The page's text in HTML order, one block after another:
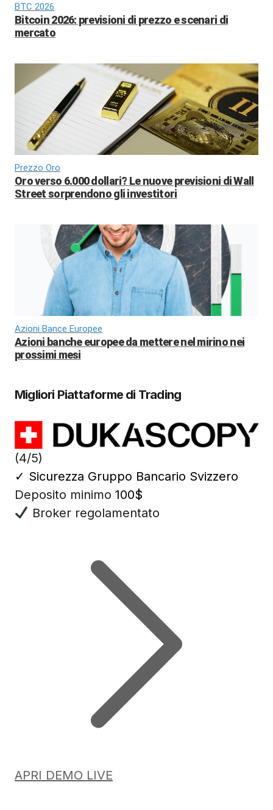
BTC 2026
Bitcoin 2026: previsioni di prezzo e scenari di
mercato
Prezzo Oro
Oro verso 6.000 dollari? Le nuove previsioni di Wall
Street sorprendono gli investitori
Azioni Bance Europee
Azioni banche europee da mettere nel mirino nei
prossimi mesi
Migliori Piattaforme di Trading
(4/5)
✓ Sicurezza Gruppo Bancario Svizzero
Deposito minimo 100$
Broker regolamentato
APRI DEMO LIVE